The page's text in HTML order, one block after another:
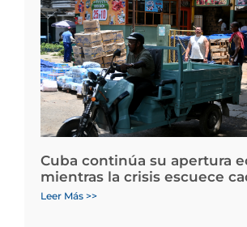
Cuba continúa su apertura
mientras la crisis escuece
Leer Más >>